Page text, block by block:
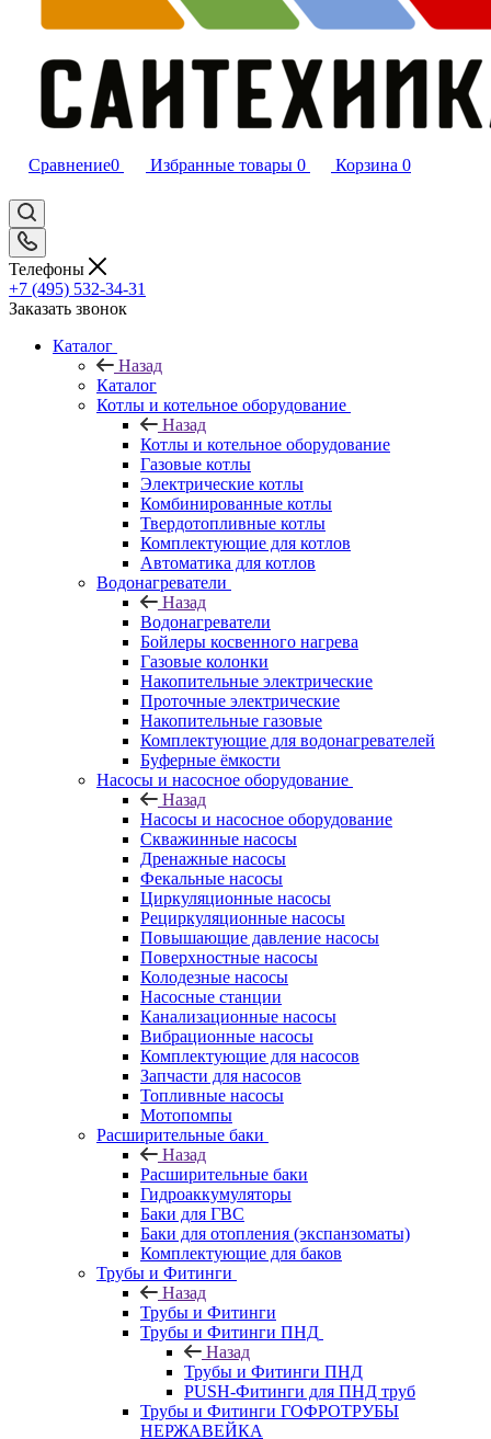
Сравнение0 Избранные товары 0 Корзина 0
Телефоны
+7 (495) 532‑34‑31
Заказать звонок
Каталог
Назад
Каталог
Котлы и котельное оборудование
Назад
Котлы и котельное оборудование
Газовые котлы
Электрические котлы
Комбинированные котлы
Твердотопливные котлы
Комплектующие для котлов
Автоматика для котлов
Водонагреватели
Назад
Водонагреватели
Бойлеры косвенного нагрева
Газовые колонки
Накопительные электрические
Проточные электрические
Накопительные газовые
Комплектующие для водонагревателей
Буферные ёмкости
Насосы и насосное оборудование
Назад
Насосы и насосное оборудование
Скважинные насосы
Дренажные насосы
Фекальные насосы
Циркуляционные насосы
Рециркуляционные насосы
Повышающие давление насосы
Поверхностные насосы
Колодезные насосы
Насосные станции
Канализационные насосы
Вибрационные насосы
Комплектующие для насосов
Запчасти для насосов
Топливные насосы
Мотопомпы
Расширительные баки
Назад
Расширительные баки
Гидроаккумуляторы
Баки для ГВС
Баки для отопления (экспанзоматы)
Комплектующие для баков
Трубы и Фитинги
Назад
Трубы и Фитинги
Трубы и Фитинги ПНД
Назад
Трубы и Фитинги ПНД
PUSH-Фитинги для ПНД труб
Трубы и Фитинги ГОФРОТРУБЫ
НЕРЖАВЕЙКА